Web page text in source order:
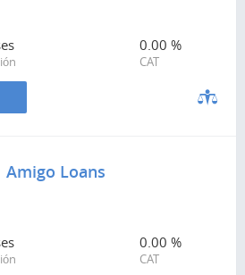
0.00 %
CAT
Amigo Loans
0.00 %
CAT